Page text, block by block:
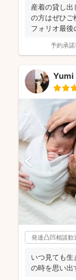
産着の貸し
の方はぜひご
フォリオ最後
予約承諾
Yumi
発達凸凹相談歓
いつ見ても
の時を思い出